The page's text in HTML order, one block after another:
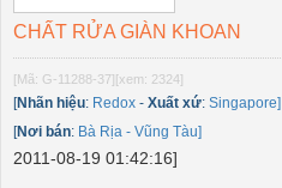
CHẤT RỬA GIÀN KHOAN
[Mã: G-11288-37][xem: 2324]
[Nhãn hiệu: Redox - Xuất xứ: Singapore]
[Nơi bán: Bà Rịa - Vũng Tàu]
2011-08-19 01:42:16]